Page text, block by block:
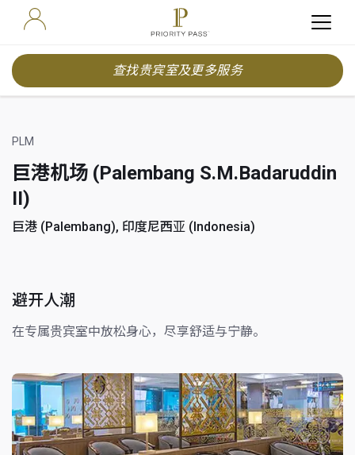
查找贵宾室及更多服务
PLM
巨港机场 (Palembang S.M.Badaruddin
II)
巨港 (Palembang), 印度尼西亚 (Indonesia)
避开人潮
在专属贵宾室中放松身心，尽享舒适与宁静。